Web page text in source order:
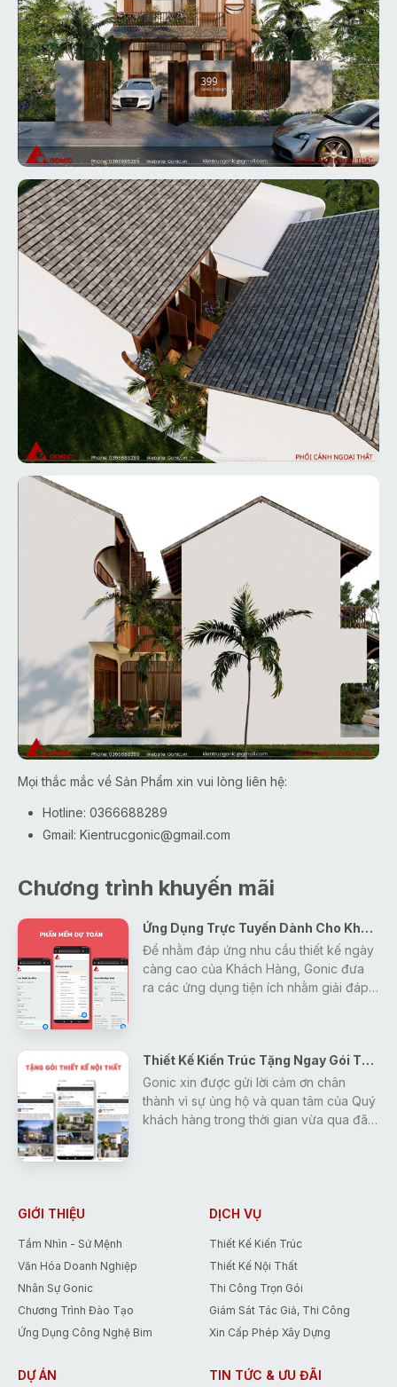
Mọi thắc mắc về Sản Phẩm xin vui lòng liên hệ:
Hotline: 0366688289
Gmail: Kientrucgonic@gmail.com
Chương trình khuyến mãi
Ứng Dụng Trực Tuyến Dành Cho Khách Hàng
Để nhằm đáp ứng nhu cầu thiết kế ngày
càng cao của Khách Hàng, Gonic đưa
ra các ứng dụng tiện ích nhằm giải đáp
khách hàng.
Thiết Kế Kiến Trúc Tặng Ngay Gói Thiết Kế Nội Thất
Gonic xin được gửi lời cảm ơn chân
thành vì sự ủng hộ và quan tâm của Quý
khách hàng trong thời gian vừa qua đã
nhất trong tháng 5 giúp các Bạn tiết
GIỚI THIỆU
Tầm Nhìn - Sứ Mệnh
Văn Hóa Doanh Nghiệp
Nhân Sự Gonic
Chương Trình Đào Tạo
Ứng Dụng Công Nghệ Bim
DỊCH VỤ
Thiết Kế Kiến Trúc
Thiết Kế Nội Thất
Thi Công Trọn Gói
Giám Sát Tác Giả, Thi Công
Xin Cấp Phép Xây Dựng
DỰ ÁN TIN TỨC & ƯU ĐÃI